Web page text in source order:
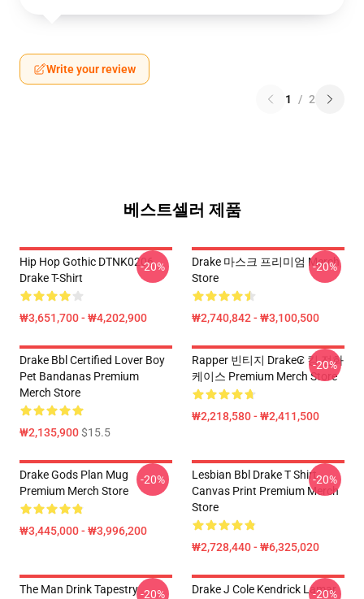
Write your review
1 / 2
베스트셀러 제품
Hip Hop Gothic DTNK0206
Drake T-Shirt
₩3,651,700 - ₩4,202,900
-20%
Drake 마스크 프리미엄 Merch
Store
₩2,740,842 - ₩3,100,500
-20%
Drake Bbl Certified Lover Boy
Pet Bandanas Premium
Merch Store
₩2,135,900$15.5
Rapper 빈티지 Drake₢ 킹 전화
케이스 Premium Merch Store
₩2,218,580 - ₩2,411,500
-20%
Drake Gods Plan Mug
Premium Merch Store
₩3,445,000 - ₩3,996,200
-20%
Lesbian Bbl Drake T Shirt
Canvas Print Premium Merch
Store
₩2,728,440 - ₩6,325,020
-20%
The Man Drink Tapestry-20%
Drake J Cole Kendrick Lamar
-20%